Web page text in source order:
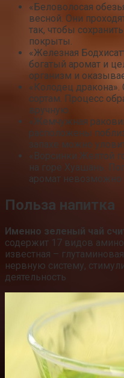
«Беловолосая
весной. Они
так, чтобы
покрыты.
«Железная
богатый аромат и
организм и
«Колодец
сортам. Процесс
вручную.
«Жемчужная
расположены
запахе можно
«Ворсинки Желтой
на горе Хуашань.
аромат невозможно
Польза напитка
Именно зеленый чай
содержит 17 видов
известная –
нервную систему,
деятельность